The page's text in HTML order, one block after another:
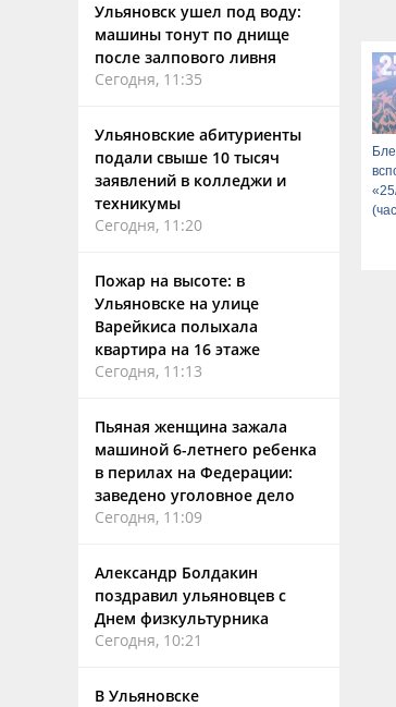
Ульяновск ушел под воду:
машины тонут по днище
после залпового ливня
Сегодня, 11:35
Ульяновские абитуриенты
подали свыше 10 тысяч
заявлений в колледжи и
техникумы
Сегодня, 11:20
Пожар на высоте: в
Ульяновске на улице
Варейкиса полыхала
квартира на 16 этаже
Сегодня, 11:13
Пьяная женщина зажала
машиной 6-летнего ребенка
в перилах на Федерации:
заведено уголовное дело
Сегодня, 11:09
Александр Болдакин
поздравил ульяновцев с
Днем физкультурника
Сегодня, 10:21
В Ульяновске